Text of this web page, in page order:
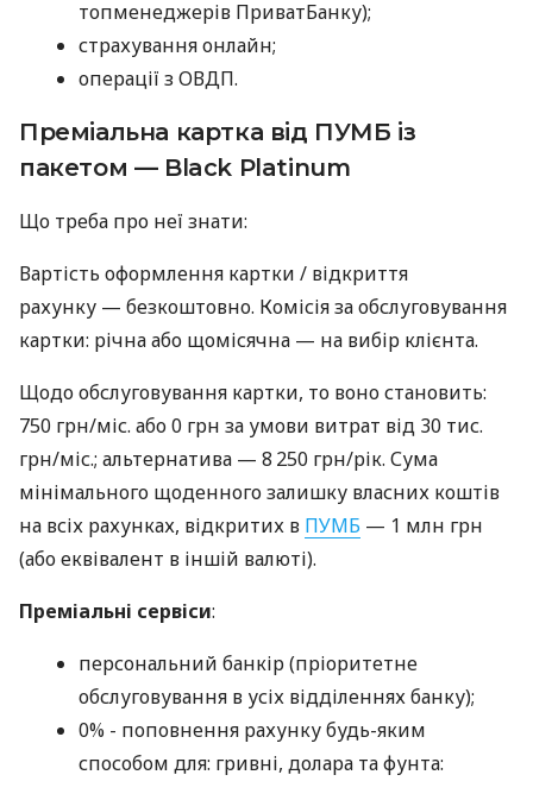
топменеджерів ПриватБанку);
страхування онлайн;
операції з ОВДП.
Преміальна картка від ПУМБ із
пакетом — Black Platinum
Що треба про неї знати:
Вартість оформлення картки / відкриття
рахунку — безкоштовно. Комісія за обслуговування
картки: річна або щомісячна — на вибір клієнта.
Щодо обслуговування картки, то воно становить:
750 грн/міс. або 0 грн за умови витрат від 30 тис.
грн/міс.; альтернатива — 8 250 грн/рік. Сума
мінімального щоденного залишку власних коштів
на всіх рахунках, відкритих в ПУМБ — 1 млн грн
(або еквівалент в іншій валюті).
Преміальні сервіси:
персональний банкір (пріоритетне
обслуговування в усіх відділеннях банку);
0% - поповнення рахунку будь-яким
способом для: гривні, долара та фунта: